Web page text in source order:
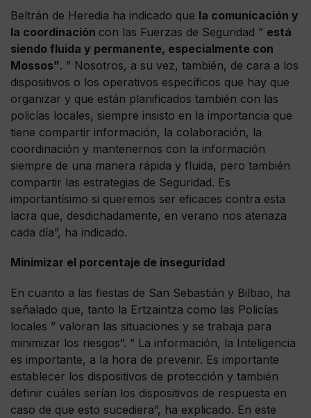
Beltrán de Heredia ha indicado que la comunicación y
la coordinación con las Fuerzas de Seguridad ” está
siendo fluida y permanente, especialmente con
Mossos”. ” Nosotros, a su vez, también, de cara a los
dispositivos o los operativos específicos que hay que
organizar y que están planificados también con las
policías locales, siempre insisto en la importancia que
tiene compartir información, la colaboración, la
coordinación y mantenernos con la información
siempre de una manera rápida y fluida, pero también
compartir las estrategias de Seguridad. Es
importantísimo si queremos ser eficaces contra esta
lacra que, desdichadamente, en verano nos atenaza
cada día”, ha indicado.
Minimizar el porcentaje de inseguridad
En cuanto a las fiestas de San Sebastián y Bilbao, ha
señalado que, tanto la Ertzaintza como las Policías
locales ” valoran las situaciones y se trabaja para
minimizar los riesgos”. ” La información, la Inteligencia
es importante, a la hora de prevenir. Es importante
establecer los dispositivos de protección y también
definir cuáles serían los dispositivos de respuesta en
caso de que esto sucediera”, ha explicado. En este